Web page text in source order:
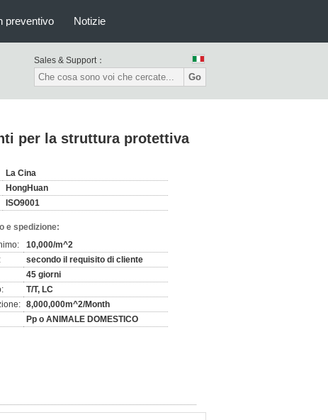
preventivo Notizie
Sales & Support：
Go
per la struttura protettiva
La Cina
HongHuan
ISO9001
e spedizione:
10,000/m^2
secondo il requisito di cliente
45 giorni
T/T, LC
8,000,000m^2/Month
Pp o ANIMALE DOMESTICO